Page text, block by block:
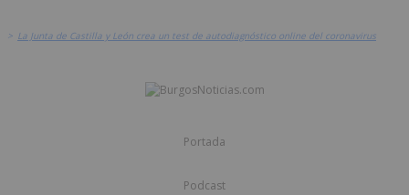
> La Junta de Castilla y León crea un test de autodiagnóstico online del coronavirus
Portada
Podcast